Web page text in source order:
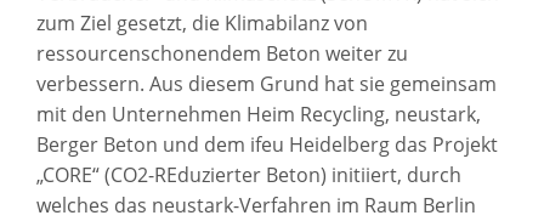
zum Ziel gesetzt, die Klimabilanz von
ressourcenschonendem Beton weiter zu
verbessern. Aus diesem Grund hat sie gemeinsam
mit den Unternehmen Heim Recycling, neustark,
Berger Beton und dem ifeu Heidelberg das Projekt
„CORE“ (CO2-REduzierter Beton) initiiert, durch
welches das neustark-Verfahren im Raum Berlin